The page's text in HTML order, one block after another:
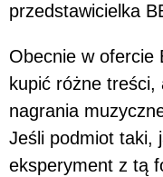
przedstawicielka
Obecnie w ofercie
kupić różne
nagrania
Jeśli podmiot taki,
eksperyment z tą